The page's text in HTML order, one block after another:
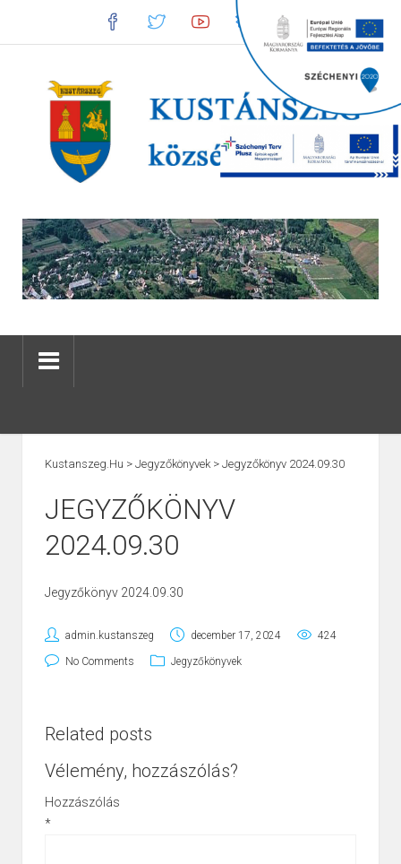
Kustanszeg.hu > Jegyzőkönyvek > Jegyzőkönyv 2024.09.30
JEGYZŐKÖNYV
2024.09.30
Jegyzőkönyv 2024.09.30
admin.kustanszeg december 17, 2024 424
No Comments Jegyzőkönyvek
Related posts
Vélemény, hozzászólás?
Hozzászólás
*